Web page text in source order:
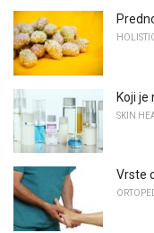
Koji
SKIN
Vrste